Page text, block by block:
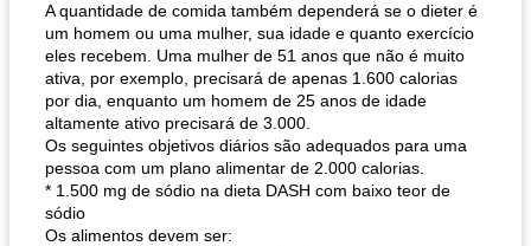
A quantidade de comida também dependerá se o dieter é
um homem ou uma mulher, sua idade e quanto exercício
eles recebem. Uma mulher de 51 anos que não é muito
ativa, por exemplo, precisará de apenas 1.600 calorias
por dia, enquanto um homem de 25 anos de idade
altamente ativo precisará de 3.000.
Os seguintes objetivos diários são adequados para uma
pessoa com um plano alimentar de 2.000 calorias.
* 1.500 mg de sódio na dieta DASH com baixo teor de
sódio
Os alimentos devem ser: